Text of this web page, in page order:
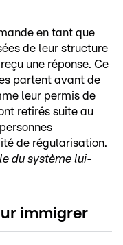
en tant que
de leur structure
une réponse. Ce
partent avant de
leur permis de
retirés suite au
de régularisation.
du système lui-
immigrer